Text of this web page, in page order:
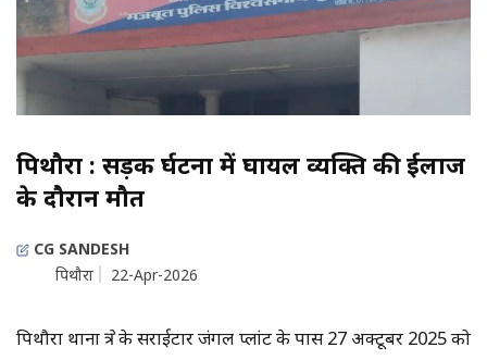
पिथौरा : सड़क दुर्घटना में घायल व्यक्ति की ईलाज
के दौरान मौत
CG SANDESH
पिथौरा
22-Apr-2026
पिथौरा थाना क्षेत्र के सराईटार जंगल प्लांट के पास 27 अक्टूबर 2025 को